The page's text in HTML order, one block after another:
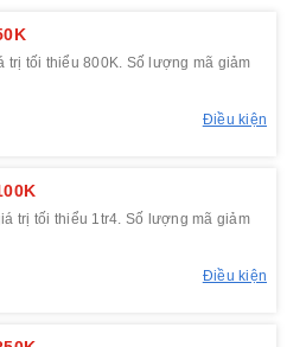
trị tối thiểu 800K. Số lượng mã giảm
Điều kiện
trị tối thiểu 1tr4. Số lượng mã giảm
Điều kiện